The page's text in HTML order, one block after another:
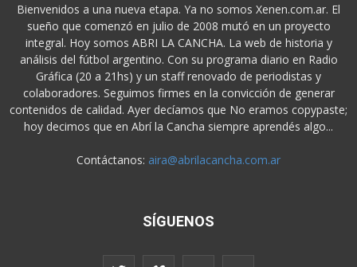
Bienvenidos a una nueva etapa. Ya no somos Xenen.com.ar. El
sueño que comenzó en julio de 2008 mutó en un proyecto
integral. Hoy somos ABRI LA CANCHA. La web de historia y
análisis del fútbol argentino. Con su programa diario en Radio
Gráfica (20 a 21hs) y un staff renovado de periodistas y
colaboradores. Seguimos firmes en la convicción de generar
contenidos de calidad. Ayer decíamos que No eramos copypaste;
hoy decimos que en Abrí la Cancha siempre aprendés algo...
Contáctanos: aira@abrilacancha.com.ar
SÍGUENOS